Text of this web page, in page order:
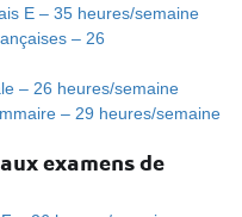
E – 35 heures/semaine
– 26
– 26 heures/semaine
– 29 heures/semaine
examens de